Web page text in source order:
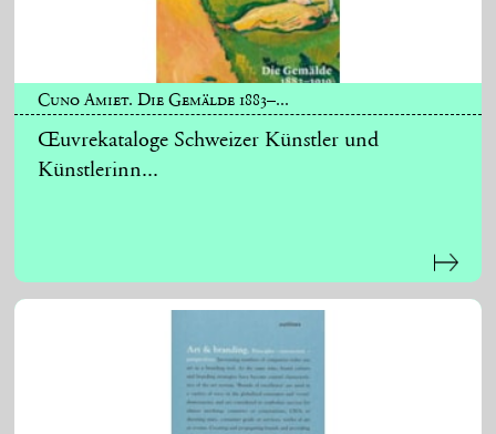
Cuno Amiet. Die Gemälde 1883–...
Œuvrekataloge Schweizer Künstler und
Künstlerinn...